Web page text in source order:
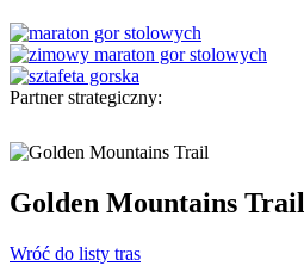
Partner strategiczny:
Golden Mountains Trail
Wróć do listy tras